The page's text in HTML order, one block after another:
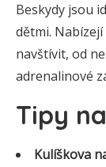
Beskydy jsou
dětmi.
navštívit, od
adrenalinové
Tipy
Kulíškova